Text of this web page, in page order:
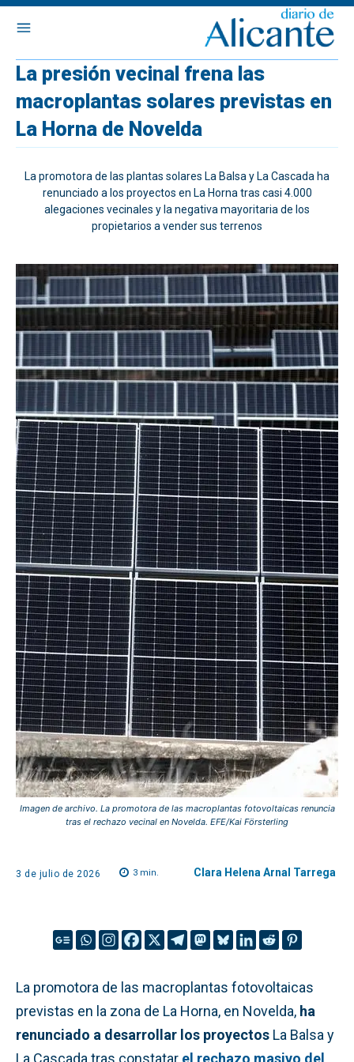
La presión vecinal frena las
macroplantas solares previstas en
La Horna de Novelda
La promotora de las plantas solares La Balsa y La Cascada ha
renunciado a los proyectos en La Horna tras casi 4.000
alegaciones vecinales y la negativa mayoritaria de los
propietarios a vender sus terrenos
Imagen de archivo. La promotora de las macroplantas fotovoltaicas renuncia
tras el rechazo vecinal en Novelda. EFE/Kai Försterling
3 de julio de 2026 3 min. Clara Helena Arnal Tarrega
La promotora de las macroplantas fotovoltaicas
previstas en la zona de La Horna, en Novelda, ha
renunciado a desarrollar los proyectos La Balsa y
La Cascada tras constatar el rechazo masivo del